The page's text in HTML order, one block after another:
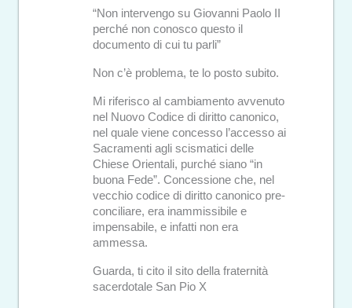
“Non intervengo su Giovanni Paolo II
perché non conosco questo il
documento di cui tu parli”
Non c’è problema, te lo posto subito.
Mi riferisco al cambiamento avvenuto
nel Nuovo Codice di diritto canonico,
nel quale viene concesso l’accesso ai
Sacramenti agli scismatici delle
Chiese Orientali, purché siano “in
buona Fede”. Concessione che, nel
vecchio codice di diritto canonico pre-
conciliare, era inammissibile e
impensabile, e infatti non era
ammessa.
Guarda, ti cito il sito della fraternità
sacerdotale San Pio X